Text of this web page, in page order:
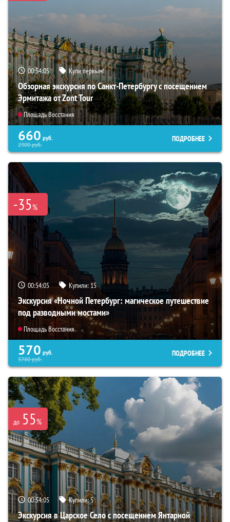
00:54:04 Купи первым!
Обзорная экскурсия по Санкт-Петербургу с посещением
Эрмитажа от Zont Tour
Площадь Восстания
660 руб.
2900руб.
ПОДРОБНЕЕ
-35%
00:54:04 Купили: 15
Экскурсия «Ночной Петербург: магическое путешествие
под разводными мостами»
Площадь Восстания
570 руб.
3780руб.
ПОДРОБНЕЕ
до 55%
00:54:04 Купили:5
Экскурсия в Царское Село с посещением Янтарной